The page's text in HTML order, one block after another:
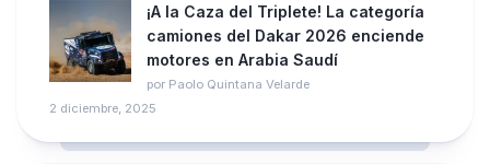
¡A la Caza del Triplete! La categoría
camiones del Dakar 2026 enciende
motores en Arabia Saudí
por Paolo Quintana Velarde
2 diciembre, 2025